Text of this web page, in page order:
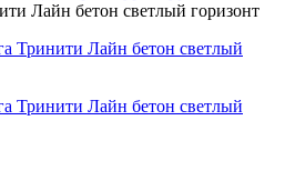
Лайн бетон светлый горизонт